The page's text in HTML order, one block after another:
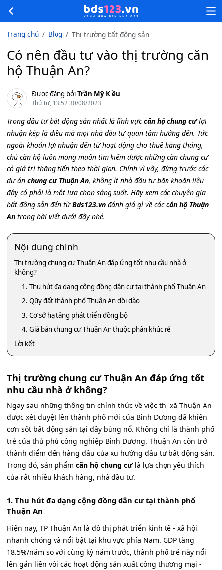
Trang chủ Blog Thị trường bất động sản
Có nên đầu tư vào thị trường căn
hộ Thuận An?
Được đăng bởiTrần Mỹ Kiều
Thứ tư, 13:52 30/08/2023
Trong đầu tư bất động sản nhất là lĩnh vựccăn hộ chung cưlợi
nhuận kép là điều mà mọi nhà đầu tư quan tâm hướng đến. Tức
ngoài khoản lợi nhuận đến từ hoạt động cho thuê hàng tháng,
chủ căn hộ luôn mong muốn tìm kiếm được những căn chung cư
có giá trị thăng tiến theo thời gian. Chính vì vậy, đứng trước các
dự án chung cư Thuận An, không ít nhà đầu tư băn khoăn liệu
đây có phải là một lựa chọn sáng suốt. Hãy xem các chuyên gia
bất động sản đến từBds123.vn đánh giá gì về cáccăn hộ Thuận
An trong bài viết dưới đây nhé.
Nội dung chính
Thị trường chung cư Thuận An đáp ứng tốt nhu cầu nhà ở
không?
1. Thu hút đa dạng cộng đồng dân cư tại thành phố Thuận An
2. Qũy đất thành phố Thuận An dồi dào
3. Cơ sở hạ tầng phát triển đồng bộ
4. Giá bán chung cư Thuận An thuộc phân khúc rẻ
Lời kết
Thị trường chung cư Thuận An đáp ứng tốt
nhu cầu nhà ở không?
Ngay sau những thông tin chính thức về việc thị xã Thuận An
được xét duyệt lên thành phố mới của Bình Dương đã khiến
cơn sốt bất động sản tại đây bùng nổ. Không chỉ là thành phố
trẻ của thủ phủ công nghiệp Bình Dương. Thuận An còn trở
thành điểm đến hàng đầu của xu hướng đầu tư bất động sản.
Trong đó, sản phẩm căn hộ chung cưlà lựa chọn yêu thích
của rất nhiều khách hàng, nhà đầu tư.
1. Thu hút đa dạng cộng đồng dân cư tại thành phố
Thuận An
Hiện nay, TP Thuận An là đô thị phát triển kinh tế - xã hội
nhanh chóng và nổi bật tại khu vực phía Nam. GDP tăng
18.5%/năm so với cùng kỳ năm trước, thành phố trẻ này nổi
lên gắn liền với các hoạt động sản xuất công thương mại -